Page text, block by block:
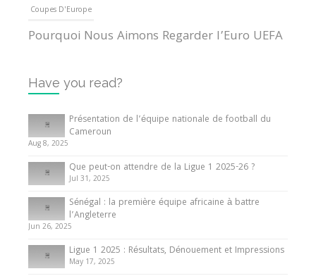
Coupes D'Europe
Pourquoi Nous Aimons Regarder l’Euro UEFA
Internationales
Tout ce que vous devez savoir sur la Coupe
d’Afrique des Nations
10 May 2024
Internationales
Présentation de l’équipe nationale de football
du Cameroun
8 August 2025
Have you read?
Présentation de l’équipe nationale de football du
Cameroun
Aug 8, 2025
Que peut-on attendre de la Ligue 1 2025-26 ?
Jul 31, 2025
Sénégal : la première équipe africaine à battre
l’Angleterre
Jun 26, 2025
Ligue 1 2025 : Résultats, Dénouement et Impressions
May 17, 2025